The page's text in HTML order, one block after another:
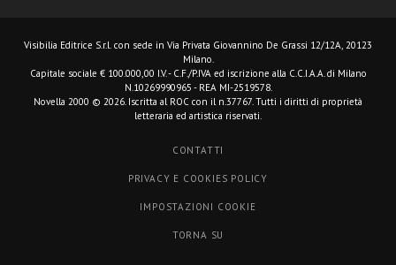
Visibilia Editrice S.r.l. con sede in Via Privata Giovannino De Grassi 12/12A, 20123
Milano.
Capitale sociale € 100.000,00 I.V. - C.F./P.IVA ed iscrizione alla C.C.I.A.A. di Milano
N.10269990965 - REA MI-2519578.
Novella 2000 © 2026. Iscritta al ROC con il n.37767. Tutti i diritti di proprietà
letteraria ed artistica riservati.
CONTATTI
PRIVACY E COOKIES POLICY
IMPOSTAZIONI COOKIE
TORNA SU